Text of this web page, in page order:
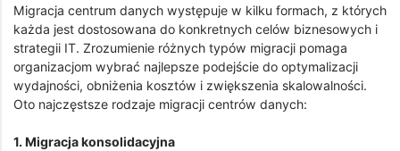
Migracja centrum danych występuje w kilku formach, z których
każda jest dostosowana do konkretnych celów biznesowych i
strategii IT. Zrozumienie różnych typów migracji pomaga
organizacjom wybrać najlepsze podejście do optymalizacji
wydajności, obniżenia kosztów i zwiększenia skalowalności.
Oto najczęstsze rodzaje migracji centrów danych:
1. Migracja konsolidacyjna